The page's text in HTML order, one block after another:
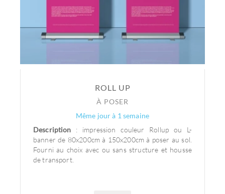
ROLL UP
À POSER
Même jour à 1 semaine
Description : impression couleur Rollup ou L-
banner de 80x200cm à 150x200cm à poser au sol.
Fourni au choix avec ou sans structure et housse
de transport.